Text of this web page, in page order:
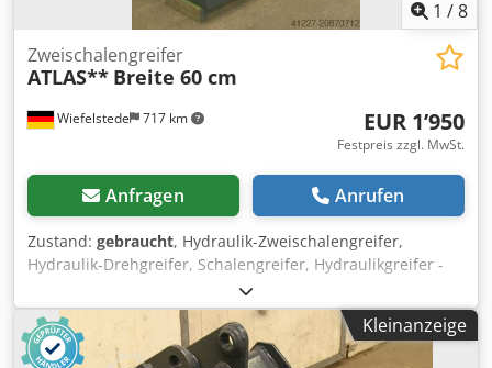
1 /8
Wiefelstede 717 km
Zweischalengreifer
ATLAS** Breite 60 cm
EUR 1’950
Festpreis zzgl. MwSt.
Anfragen Anrufen
Zustand: gebraucht, Hydraulik-Zweischalengreifer,
Hydraulik-Drehgreifer, Schalengreifer, Hydraulikgreifer -
Schaufelbreite: 600 mm Dkjdpfxjx R Sv Es Al Tsr -Inhalt:
400 l -Öffnungsweite: 1400 mm -komplett: mit Drehservo -
Aufnahmebolzen: Ø 80 mm -Aufnahme Zwischenmass: 340
mm -Gewicht: 700 kg
Kleinanzeige